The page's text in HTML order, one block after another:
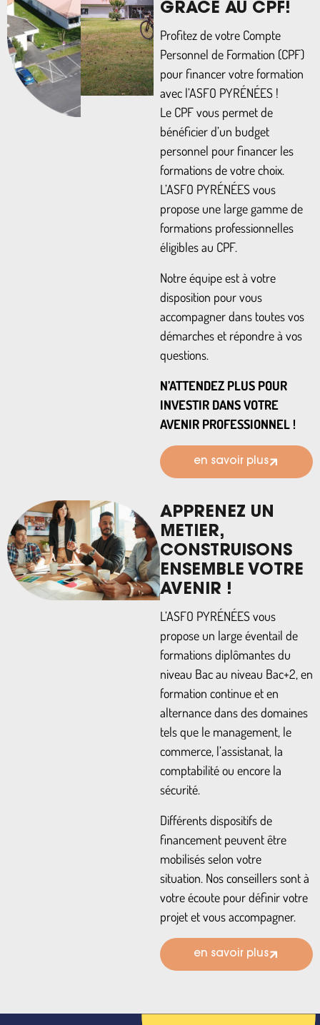
GRACE AU CPF!
Profitez de votre Compte
Personnel de Formation (CPF)
pour financer votre formation
avec l’ASFO PYRÉNÉES !
Le CPF vous permet de
bénéficier d’un budget
personnel pour financer les
formations de votre choix.
L’ASFO PYRÉNÉES vous
propose une large gamme de
formations professionnelles
éligibles au CPF.
Notre équipe est à votre
disposition pour vous
accompagner dans toutes vos
démarches et répondre à vos
questions.
N’ATTENDEZ PLUS POUR
INVESTIR DANS VOTRE
AVENIR PROFESSIONNEL !
en savoir plus
APPRENEZ UN
METIER,
CONSTRUISONS
ENSEMBLE VOTRE
AVENIR !
L’ASFO PYRÉNÉES vous
propose un large éventail de
formations diplômantes du
niveau Bac au niveau Bac+2, en
formation continue et en
alternance dans des domaines
tels que le management, le
commerce, l’assistanat, la
comptabilité ou encore la
sécurité.
Différents dispositifs de
financement peuvent être
mobilisés selon votre
situation. Nos conseillers sont à
votre écoute pour définir votre
projet et vous accompagner.
en savoir plus